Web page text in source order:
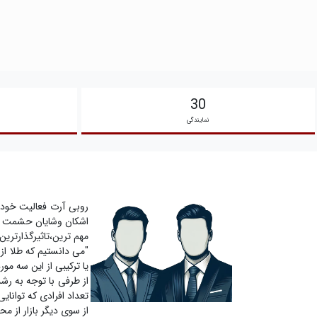
30
نمایندگی
اشکان وشایان حشمت
مهم ترین،تاثیرگذارترین و
"می دانستیم که طلا
یا ترکیبی از این سه
از طرفی با توجه به
تعداد افرادی که
از سوی دیگر بازار